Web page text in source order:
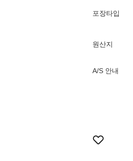
포장타입
원산지
A/S 안내